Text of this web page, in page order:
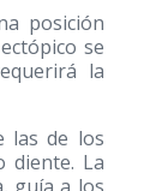
posición
se
la
las de los
diente. La